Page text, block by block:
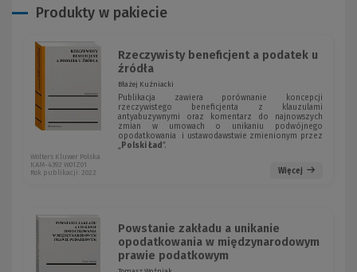
Produkty w pakiecie
Rzeczywisty beneficjent a podatek u
źródła
Błażej Kuźniacki
Publikacja zawiera porównanie koncepcji
rzeczywistego beneficjenta z klauzulami
antyabuzywnymi oraz komentarz do najnowszych
zmian w umowach o unikaniu podwójnego
opodatkowania i ustawodawstwie zmienionym przez
„Polski Ład ”.
Więcej
Wolters Kluwer Polska
KAM-4392 W01Z01
Rok publikacji: 2022
Powstanie zakładu a unikanie
opodatkowania w międzynarodowym
prawie podatkowym